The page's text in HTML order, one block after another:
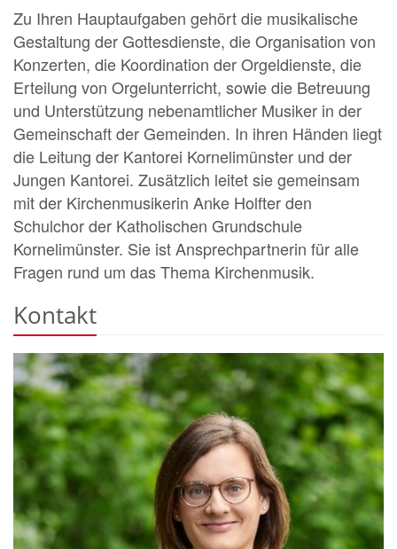
Zu Ihren Hauptaufgaben gehört die musikalische
Gestaltung der Gottesdienste, die Organisation von
Konzerten, die Koordination der Orgeldienste, die
Erteilung von Orgelunterricht, sowie die Betreuung
und Unterstützung nebenamtlicher Musiker in der
Gemeinschaft der Gemeinden. In ihren Händen liegt
die Leitung der Kantorei Kornelimünster und der
Jungen Kantorei. Zusätzlich leitet sie gemeinsam
mit der Kirchenmusikerin Anke Holfter den
Schulchor der Katholischen Grundschule
Kornelimünster. Sie ist Ansprechpartnerin für alle
Fragen rund um das Thema Kirchenmusik.
Kontakt